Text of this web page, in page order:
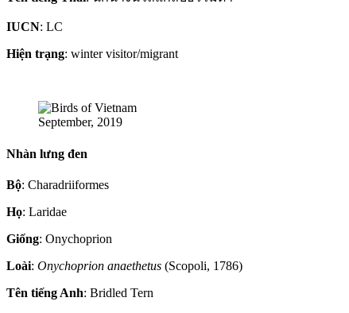
IUCN: LC
Hiện trạng: winter visitor/migrant
September, 2019
Nhàn lưng đen
Bộ: Charadriiformes
Họ: Laridae
Giống: Onychoprion
Loài: Onychoprion anaethetus (Scopoli, 1786)
Tên tiếng Anh: Bridled Tern